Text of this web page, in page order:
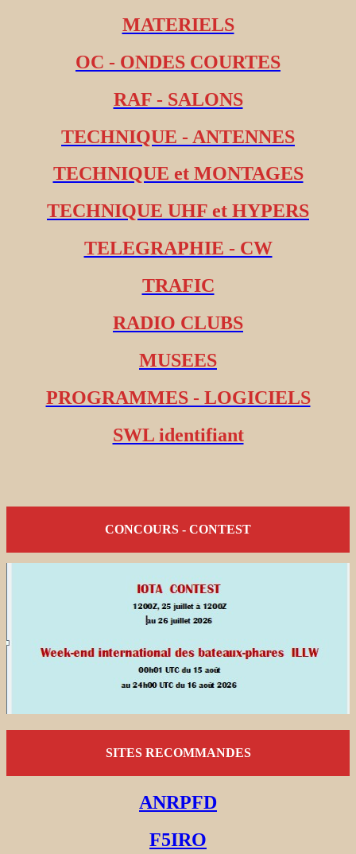
MATERIELS
OC - ONDES COURTES
RAF - SALONS
TECHNIQUE - ANTENNES
TECHNIQUE et MONTAGES
TECHNIQUE UHF et HYPERS
TELEGRAPHIE - CW
TRAFIC
RADIO CLUBS
MUSEES
PROGRAMMES - LOGICIELS
SWL identifiant
CONCOURS - CONTEST
SITES RECOMMANDES
ANRPFD
F5IRO